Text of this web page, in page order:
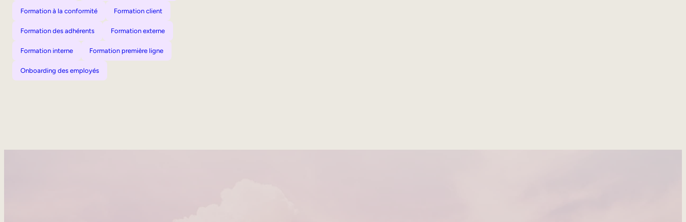
Formation à la conformité Formation client
Formation des adhérents Formation externe
Formation interne Formation première ligne
Onboarding des employés